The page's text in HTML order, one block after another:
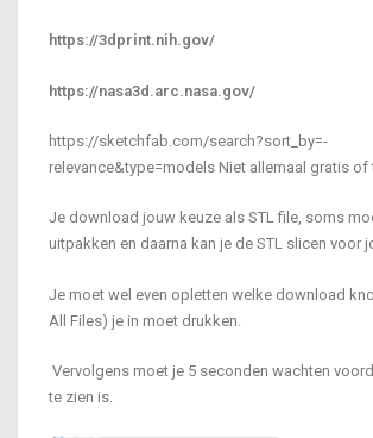
https://3dprint.nih.gov/
https://nasa3d.arc.nasa.gov/
https://sketchfab.com/search?sort_by=-
relevance&type=models Niet allemaal gratis of
Je download jouw keuze als STL file, soms
uitpakken en daarna kan je de STL slicen voor
Je moet wel even opletten welke download
All Files) je in moet drukken.
Vervolgens moet je 5 seconden wachten
te zien is.